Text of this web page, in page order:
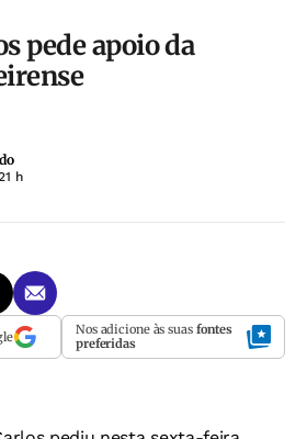
pede apoio da
h
Nos adicione às suas fontes
preferidas